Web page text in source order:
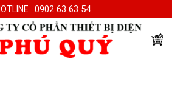
0902 63 63 54